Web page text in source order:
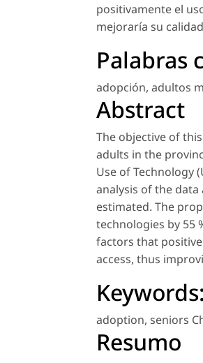
positivamente el
mejoraría su
Palabras
adopción, adultos
Abstract
The objective of
adults in the
Use of Technology
analysis of the
estimated. The
technologies by 55
factors that
access, thus
Keywords:
adoption, seniors
Resumo